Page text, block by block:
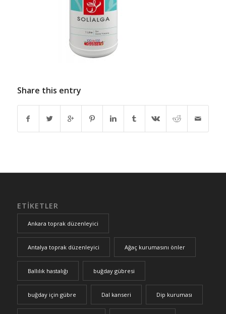
Share this entry
ETIKETLER
Ankara toprak düzenleyici
Antalya toprak düzenleyici Ağaç kurumasını önler
Ballılık hastalığı buğday gübresi
buğday için gübre Dal kanseri Dip kuruması